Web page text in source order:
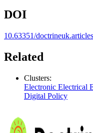
DOI
10.63351/
Related
Clusters:
Electronic Electrical
Digital Policy